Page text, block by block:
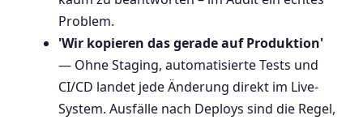
Problem.
'Wir kopieren das gerade auf Produktion'
— Ohne Staging, automatisierte Tests und
CI/CD landet jede Änderung direkt im Live-
System. Ausfälle nach Deploys sind die Regel,